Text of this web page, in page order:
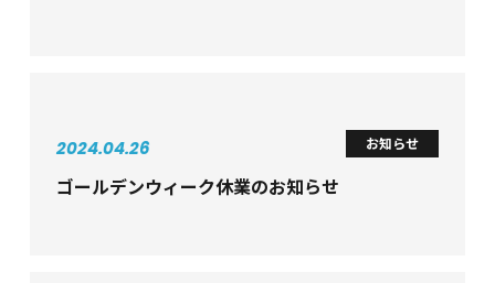
2024.04.26 お知らせ
ゴールデンウィーク休業のお知らせ